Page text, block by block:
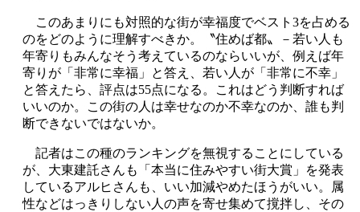
このあまりにも対照的な街が幸福度でベスト3を占める
のをどのように理解すべきか。〝住めば都〟－若い人も
年寄りもみんなそう考えているのならいいが、例えば年
寄りが「非常に幸福」と答え、若い人が「非常に不幸」
と答えたら、評点は55点になる。これはどう判断すれば
いいのか。この街の人は幸せなのか不幸なのか、誰も判
断できないではないか。
記者はこの種のランキングを無視することにしている
が、大東建託さんも「本当に住みやすい街大賞」を発表
しているアルヒさんも、いい加減やめたほうがいい。属
性などはっきりしない人の声を寄せ集めて撹拌し、その